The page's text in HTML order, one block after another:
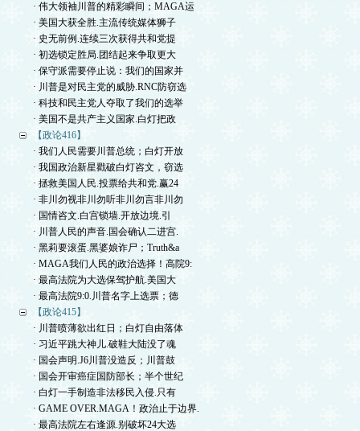
· 伟大领袖川普的精彩瞬间；MAGA运
· 美国大获全胜.主流传统媒体狮子
· 史无前例.连续三次获得共和党提
· 初选锁定胜局.团结起来争取更大
· 保守派需要停止说：我们的国家并
· 川普是对民主党的威胁.RNC防窃选
· 科技和民主党人夺取了我们的选举
· 美国不是共产主义国家.白灯把政
【政论416】
· 我们人民需要川普总统；白灯开放
· 我国政治新星戳破白灯咨文，窃选
· 拯救美国人民.投票给共和党.赢24
· 非川勿视非川勿听非川勿言非川勿
· 国情咨文.白宫锁墙.开放边境.引
· 川普人民的声音.国会确认二进宫.
· 黑莉要滚蛋.黑婆娘诈尸；Truth&a
· MAGA我们人民的政治选择！高院9:
· 最高法院为大选保驾护航.美国大
· 最高法院9:0.川普名字上选票；德
【政论415】
· 川普喷薄欲出红日；白灯自由落体
· 习近平跳大神儿.破鞋大陆没了魂
· 国会声明.J6川普没造反；川普鼓
· 国会开审癌症国防部长；半个世纪
· 白灯一手制造非法移民入侵.只有
· GAME OVER.MAGA！政治止于边界.
· 最高法院左右逢源.别破坏24大选